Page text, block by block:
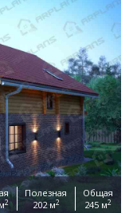
2
Полезная
202 м2
Общая
245 м2